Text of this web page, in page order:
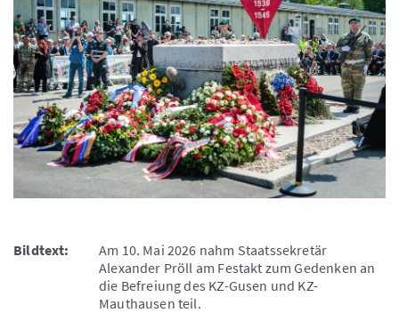
Bildtext:
Am 10. Mai 2026 nahm Staatssekretär
Alexander Pröll am Festakt zum Gedenken an
die Befreiung des KZ-Gusen und KZ-
Mauthausen teil.